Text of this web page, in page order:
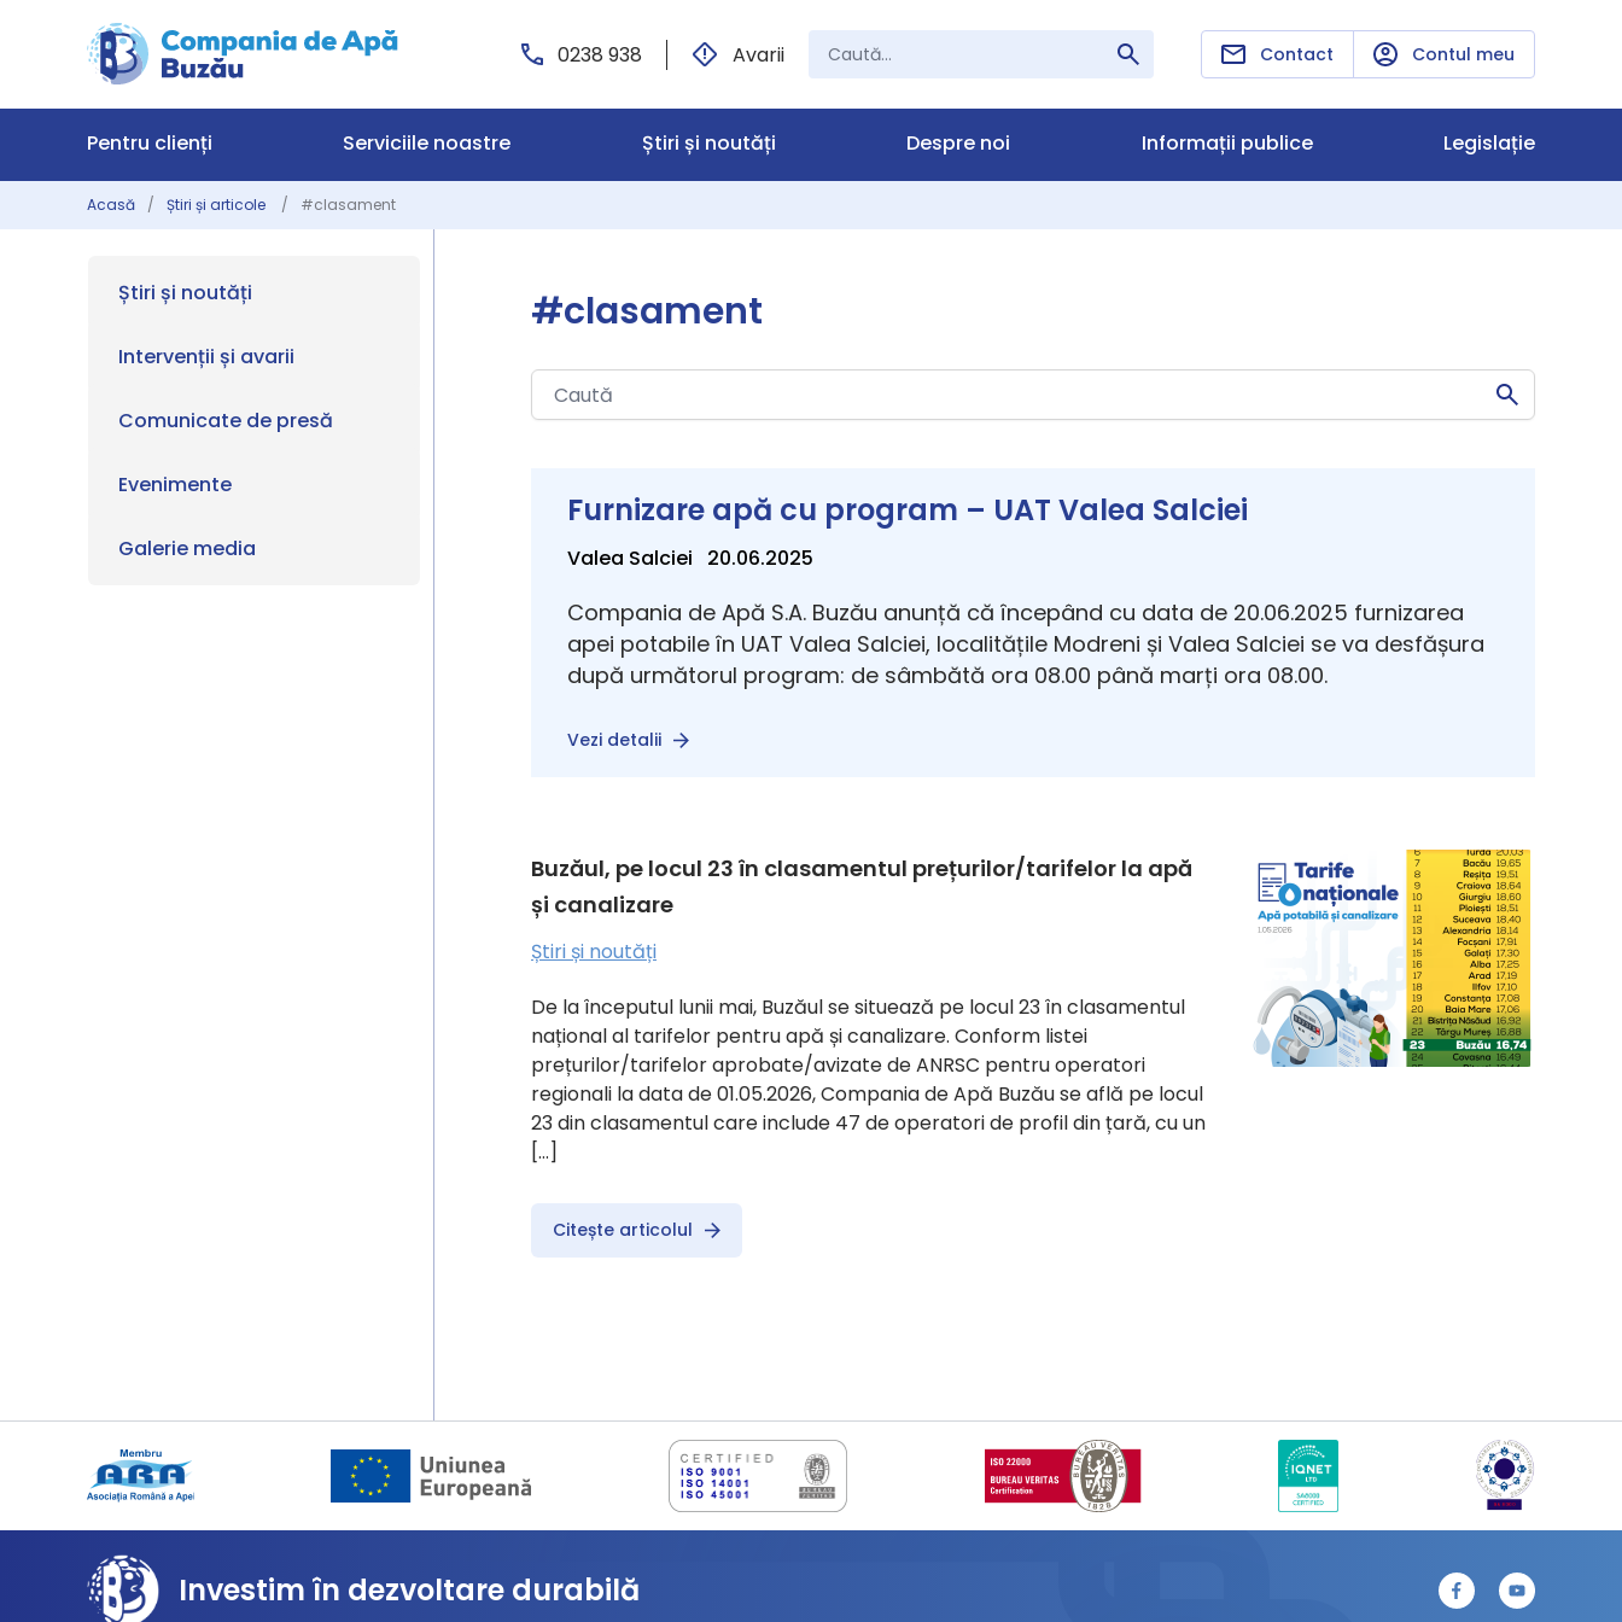
0238 938 Avarii Contact Contul meu
Pentru clienți Serviciile noastre Știri și noutăți Despre noi Informații publice Legislație
Acasă Știri și articole #clasament
#clasament
Furnizare apă cu program – UAT Valea Salciei
Valea Salciei 20.06.2025
Compania de Apă S.A. Buzău anunță că începând cu data de 20.06.2025 furnizarea
apei potabile în UAT Valea Salciei, localitățile Modreni și Valea Salciei se va desfășura
după următorul program: de sâmbătă ora 08.00 până marți ora 08.00.
Vezi detalii
Buzăul, pe locul 23 în clasamentul prețurilor/tarifelor la apă
și canalizare
Știri și noutăți
De la începutul lunii mai, Buzăul se situează pe locul 23 în clasamentul
național al tarifelor pentru apă și canalizare. Conform listei
prețurilor/tarifelor aprobate/avizate de ANRSC pentru operatori
regionali la data de 01.05.2026, Compania de Apă Buzău se află pe locul
23 din clasamentul care include 47 de operatori de profil din țară, cu un
[…]
Citește articolul
Știri și noutăți
Intervenții și avarii
Comunicate de presă
Evenimente
Galerie media
Investim în dezvoltare durabilă